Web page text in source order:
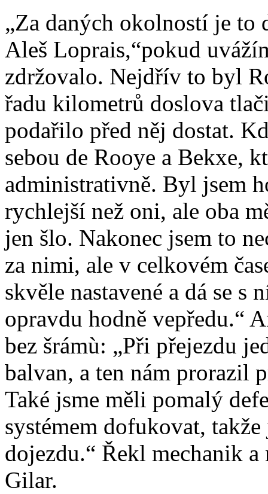
„Za daných okolností je to
Aleš Loprais,“pokud
zdržovalo. Nejdřív to byl
řadu kilometrů doslova
podařilo před něj dostat.
sebou de Rooye a Bekxe,
administrativně. Byl jsem
rychlejší než oni, ale oba
jen šlo. Nakonec jsem to
za nimi, ale v celkovém
skvěle nastavené a dá se s
opravdu hodně vepředu.“
bez šrámù: „Při přejezdu
balvan, a ten nám prorazil
Také jsme měli pomalý
systémem dofukovat,
dojezdu.“ Řekl mechanik
Gilar.